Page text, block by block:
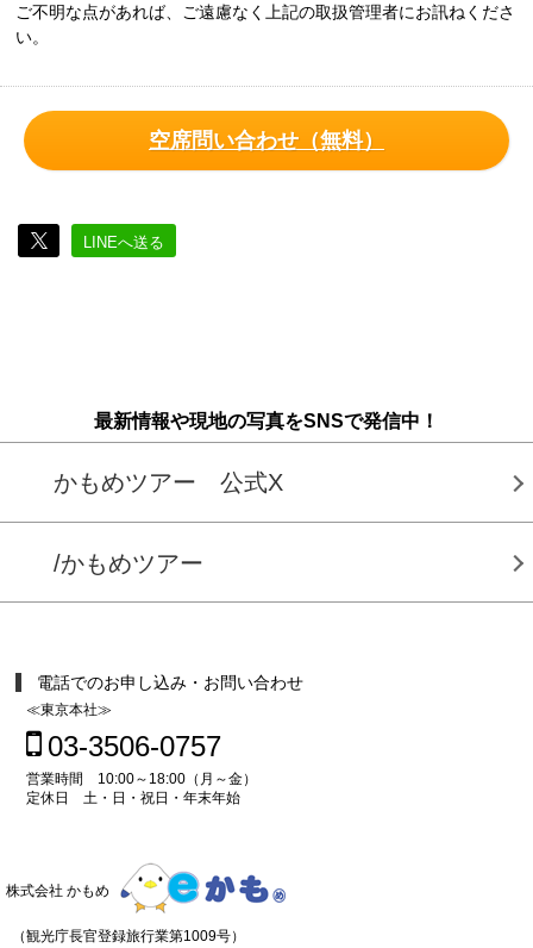
ご不明な点があれば、ご遠慮なく上記の取扱管理者にお訊ねくださ
い。
空席問い合わせ（無料）
LINEへ送る
最新情報や現地の写真をSNSで発信中！
かもめツアー 公式X
/かもめツアー
電話でのお申し込み・お問い合わせ
≪東京本社≫
03-3506-0757
営業時間 10:00～18:00（月～金）
定休日 土・日・祝日・年末年始
株式会社 かもめ
（観光庁長官登録旅行業第1009号）